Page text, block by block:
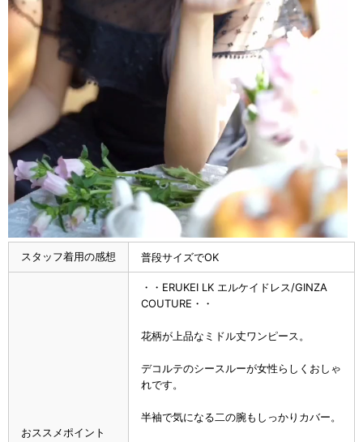
スタッフ着用の感想 普段サイズでOK
おススメポイント
・・ERUKEI LK エルケイドレス/GINZA
COUTURE・・
花柄が上品なミドル丈ワンピース。
デコルテのシースルーが女性らしくおしゃ
れです。
半袖で気になる二の腕もしっかりカバー。